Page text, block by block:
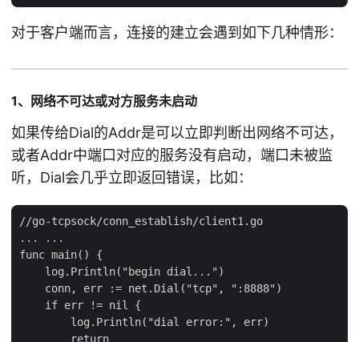
对于客户端而言，连接的建立会遇到如下几种情形：
1、网络不可达或对方服务未启动
如果传给Dial的Addr是可以立即判断出网络不可达，
或者Addr中端口对应的服务没有启动，端口未被监
听，Dial会几乎立即返回错误，比如：
//go-tcpsock/conn_establish/client1.go
... ...
func main() {
    log.Println("begin dial...")
    conn, err := net.Dial("tcp", ":8888")
    if err != nil {
        log.Println("dial error:", err)
        return